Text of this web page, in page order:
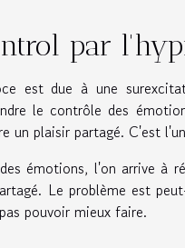
par
est due à une
le contrôle des
un plaisir partagé. C'est
émotions, l'on arrive à
Le problème est
pouvoir mieux faire.